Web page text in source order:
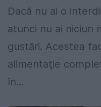
Dacă nu ai o
atunci nu ai niciun
gustări. Acestea
alimentaţie
în...